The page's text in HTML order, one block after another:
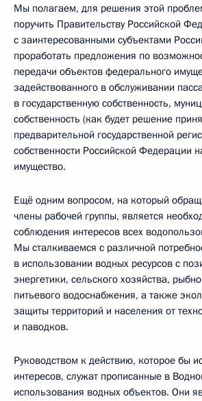
Мы полагаем, для решения этой
поручить Правительству Российской
с заинтересованными субъектами
проработать предложения по
передачи объектов федерального
задействованного в обслуживании
в государственную собственность,
собственность (как будет решение
предварительной государственной
собственности Российской Федерации
имущество.
Ещё одним вопросом, на который
члены рабочей группы, является
соблюдения интересов всех
Мы сталкиваемся с различной
в использовании водных ресурсов с
энергетики, сельского хозяйства,
питьевого водоснабжения, а также
защиты территорий и населения от
и паводков.
Руководством к действию, которое бы
интересов, служат прописанные в
использования водных объектов. Они